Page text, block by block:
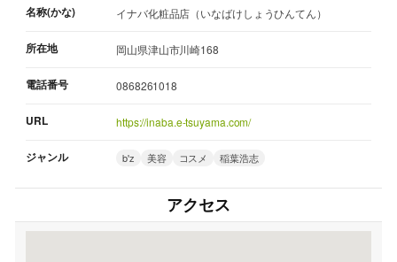
名称(かな) イナバ化粧品店（いなばけしょうひんてん）
所在地 岡山県津山市川崎168
電話番号 0868261018
URL https://inaba.e-tsuyama.com/
ジャンル b'z 美容 コスメ 稲葉浩志
アクセス